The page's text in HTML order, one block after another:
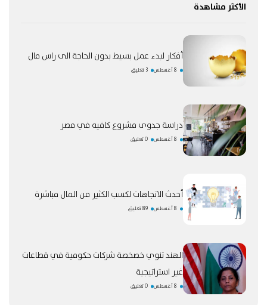
الأكثر مشاهدة
أفكار لبدء عمل بسيط بدون الحاجة الى راس مال
8 أغسطس 3 تعليق
دراسة جدوى مشروع كافيه في مصر
8 أغسطس 0 تعليق
أحدث الاتجاهات لكسب الكثير من المال مباشرة
8 أغسطس 89 تعليق
الهند تنوي خصخصة شركات حكومية في قطاعات
غير استراتيجية
8 أغسطس 0 تعليق